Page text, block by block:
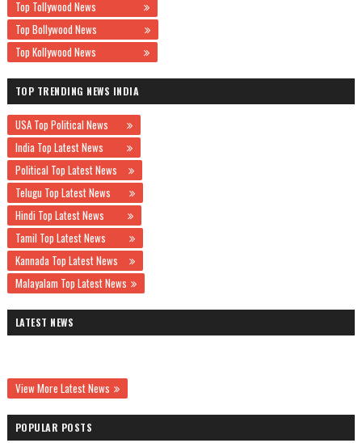
Top Tollywood News
Top Bollywood News
Top Kollywood News
TOP TRENDING NEWS INDIA
USA Top Political News
India Top Latest News
Political Top Latest News
Telugu Top Latest News
Hindi Top Latest News
Tamil Top Latest News
Kannada Top Latest News
Malayalam Top Latest News
LATEST NEWS
View More Latest News
POPULAR POSTS